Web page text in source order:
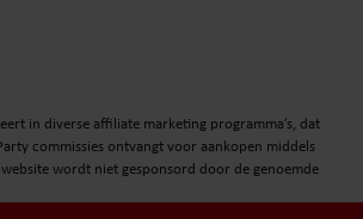
in diverse affiliate marketing programma’s, dat
commissies ontvangt voor aankopen middels
wordt niet gesponsord door de genoemde